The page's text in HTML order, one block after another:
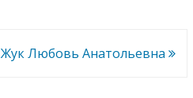
Жук Любовь Анатольевна